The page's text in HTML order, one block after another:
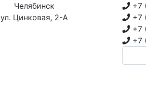
Челябинск
ул. Цинковая, 2-А
+7
+7
+7
+7